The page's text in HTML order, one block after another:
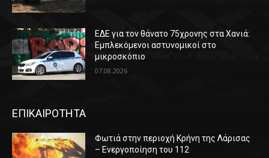
ΕΔΕ για τον θάνατο 75χρονης στα Χανιά:
Εμπλεκόμενοι αστυνομικοί στο
μικροσκόπιο
07.08.2026
ΕΠΙΚΑΙΡΟΤΗΤΑ
Φωτιά στην περιοχή Κρήνη της Λάρισας
– Ενεργοποίηση του 112